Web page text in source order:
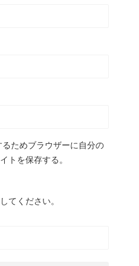
ためブラウザーに自分の
トを保存する。
てください。